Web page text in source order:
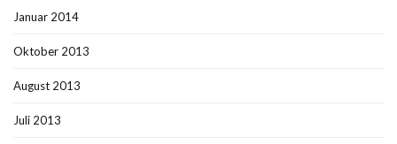
Januar 2014
Oktober 2013
August 2013
Juli 2013